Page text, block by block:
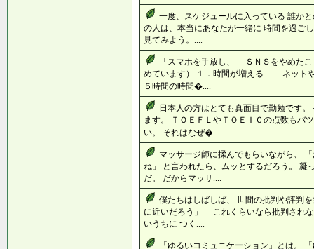
一度、スケジュールに入っている 誰か
の人は、本当にあなたが一緒に 時間を過ご
見てみよう。....
「スマホを手放し、 ＳＮＳをやめた
めています） １．時間が増える ネット
５時間の時間�....
日本人の方はとても真面目で勤勉です
ます。 ＴＯＥＦＬやＴＯＥＩＣの点数もバ
い。 それはなぜ�....
マッサージ師に揉んでもらいながら、
ね」 と言われたら、ムッとするだろう。 凝
だ。 だからマッサ....
僕たちはしばしば、 世間の批判や評判
に近いだろう」 「これくらいなら批判され
いうちに つく....
「ゆるいコミュニケーション」とは。